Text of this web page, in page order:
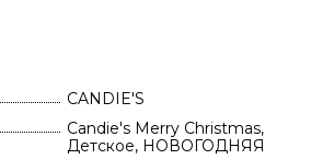
CANDIE'S
Candie's Merry Christmas,
Детское, НОВОГОДНЯЯ